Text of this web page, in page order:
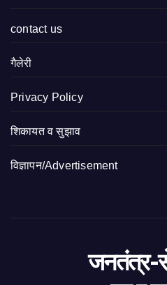
contact us
गैलेरी
Privacy Policy
शिकायत व सुझाव
विज्ञापन/Advertisement
जनतंत्र-